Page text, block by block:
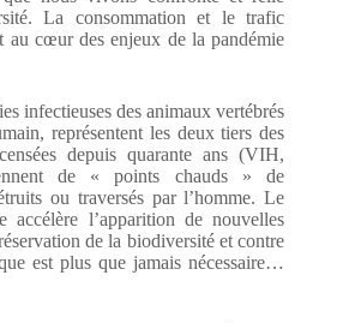
La consommation et le trafic
au cœur des enjeux de la pandémie
infectieuses des animaux vertébrés
représentent les deux tiers des
depuis quarante ans (VIH,
de « points chauds » de
ou traversés par l’homme. Le
accélère l’apparition de nouvelles
de la biodiversité et contre
est plus que jamais nécessaire…